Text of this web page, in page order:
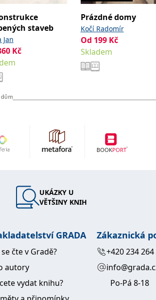
staveb
Jan
Kč
Prázdné domy
Kočí Radomír
Od 199 Kč
Skladem
UKÁZKY U
VĚTŠINY KNIH
GRADA
se čte v Gradě?
autory
vydat knihu?
Zákaznická
+420 234
Po-Pá 8-18